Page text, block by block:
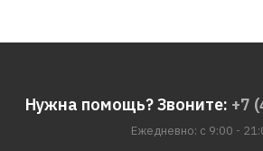
Нужна помощь? Звоните: +7
Ежедневно: с 9:00 -